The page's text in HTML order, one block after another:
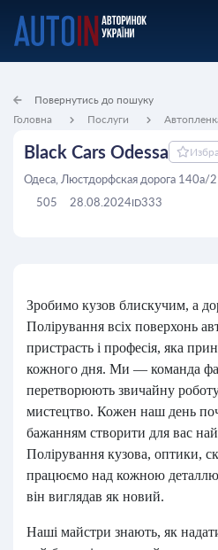
Головна Послуги
Повернутись до пошуку
Black Cars Odessa
Одеса, Люстдорфская дорога 140а/2
505
28.08.2024ID333
Зробимо кузов блискучим, а
Полірування всіх поверхонь
пристрасть і професія, яка
кожного дня. Ми — команда
перетворюють звичайну
мистецтво. Кожен наш день
бажанням створити для вас
Полірування кузова, оптики,
працюємо над кожною
він виглядав як новий.
Наші майстри знають, як